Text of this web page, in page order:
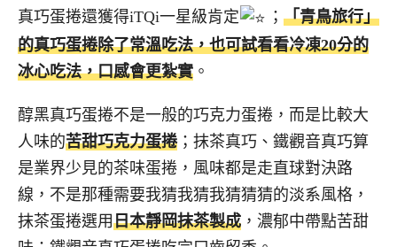
真巧蛋捲還獲得iTQi一星級肯定
； 「青鳥旅行」
的真巧蛋捲除了常溫吃法，也可試看看冷凍20分的
冰心吃法，口感會更紮實 。
醇黑真巧蛋捲不是一般的巧克力蛋捲，而是比較大
人味的苦甜巧克力蛋捲；抹茶真巧、鐵觀音真巧算
是業界少見的茶味蛋捲，風味都是走直球對決路
線，不是那種需要我猜我猜我猜猜猜的淡系風格，
抹茶蛋捲選用日本靜岡抹茶製成 ，濃郁中帶點苦甜